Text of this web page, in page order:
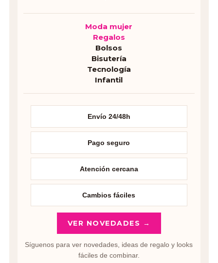
Moda mujer
Regalos
Bolsos
Bisutería
Tecnología
Infantil
Envío 24/48h
Pago seguro
Atención cercana
Cambios fáciles
VER NOVEDADES →
Síguenos para ver novedades, ideas de regalo y looks
fáciles de combinar.